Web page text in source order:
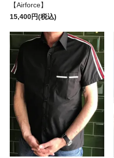
【Airforce】
15,400円(税込)